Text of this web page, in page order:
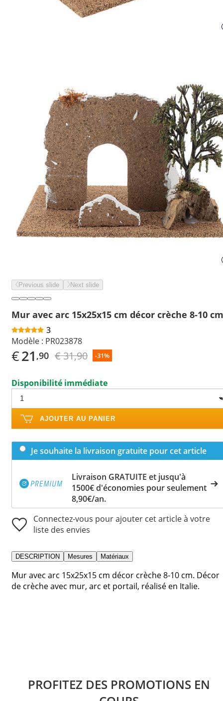
Previous slide Next slide
Mur avec arc 15x25x15 cm décor crèche 8-10 cm
3
Modèle : PR023878
€21 ,90 € 31,90 -31%
Disponibilité immédiate
AJOUTER AU PANIER
Je souhaite la livraison gratuite pour cet article
Livraison GRATUITE et jusqu'à
1500€ d'économies pour seulement
8,90€/an.
Connectez-vous pour ajouter cet article à votre
liste des envies
DESCRIPTION Mesures Matériaux
Mur avec arc 15x25x15 cm décor crèche 8-10 cm. Décor
de crèche avec mur, arc et portail, réalisé en Italie.
PROFITEZ DES PROMOTIONS EN